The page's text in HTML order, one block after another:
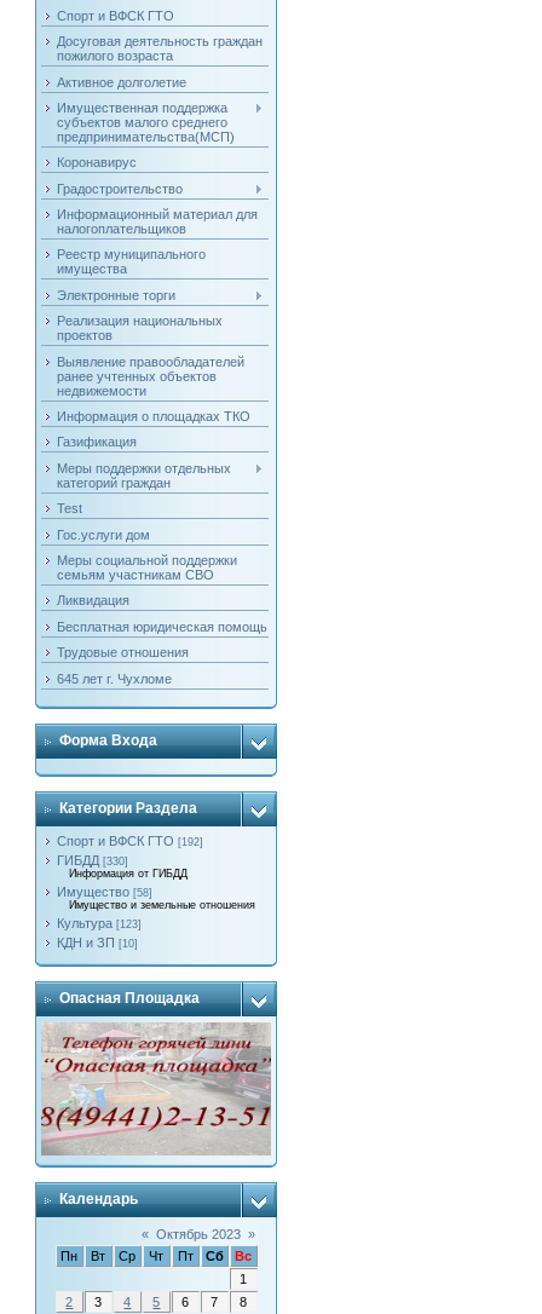
Спорт и ВФСК ГТО
Досуговая деятельность граждан
пожилого возраста
Активное долголетие
Имущественная поддержка
субъектов малого среднего
предпринимательства(МСП)
Коронавирус
Градостроительство
Информационный материал для
налогоплательщиков
Реестр муниципального
имущества
Электронные торги
Реализация национальных
проектов
Выявление правообладателей
ранее учтенных объектов
недвижемости
Информация о площадках ТКО
Газификация
Меры поддержки отдельных
категорий граждан
Test
Гос.услуги дом
Меры социальной поддержки
семьям участникам СВО
Ликвидация
Бесплатная юридическая помощь
Трудовые отношения
645 лет г. Чухломе
Форма Входа
Категории Раздела
Спорт и ВФСК ГТО [192]
ГИБДД [330]
Информация от ГИБДД
Имущество [58]
Имущество и земельные отношения
Культура [123]
КДН и ЗП [10]
Опасная Площадка
Календарь
« Октябрь 2023 »
Пн
Вт Ср Чт Пт Сб
Вс
1
2
3 4 5 6 7
8